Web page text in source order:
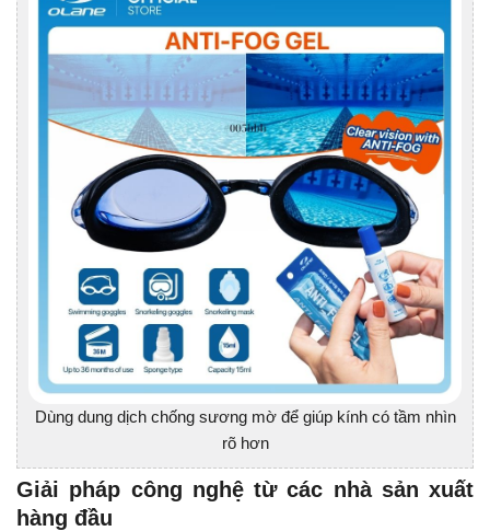
Dùng dung dịch chống sương mờ để giúp kính có tầm nhìn
rõ hơn
Giải pháp công nghệ từ các nhà sản xuất
hàng đầu